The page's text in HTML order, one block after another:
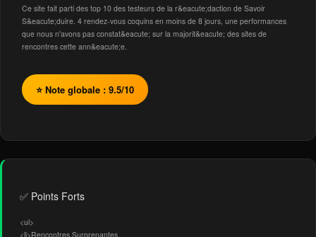
Ce site fait parti des top 10 des testeurs de la r&eacute;daction de Savoir
S&eacute;duire. 4 rendez-vous coquins en moins de 8 jours, une performances
que nous n'avons pas constat&eacute; sur la majorit&eacute; des sites de
rencontres cette ann&eacute;e.
⭐ Note globale : 9.5/10
✅ Points Forts
<ul>
<li>Rencontres Surprenantes